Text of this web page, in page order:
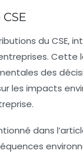
du CSE,
des
les impacts
dans l’